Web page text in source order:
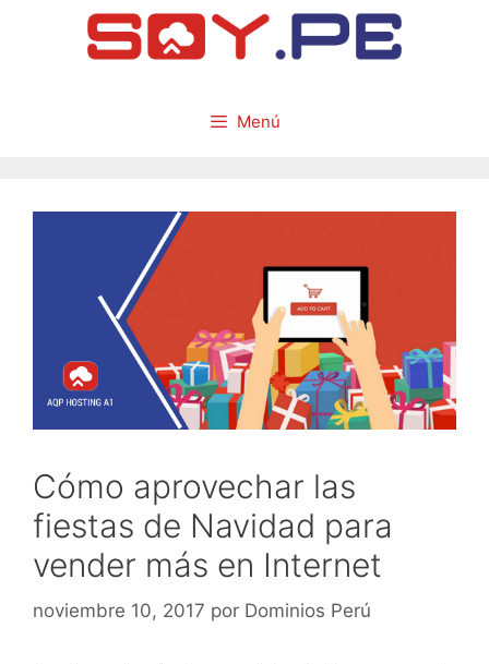
Menú
Cómo aprovechar las
fiestas de Navidad para
vender más en Internet
noviembre 10, 2017 por Dominios Perú